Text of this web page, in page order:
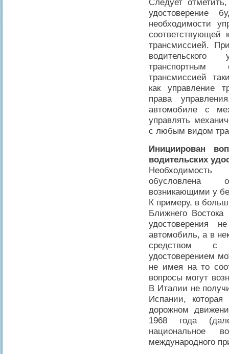
Следует
удостоверение
необходимости
соответствующей
трансмиссией.
трансмиссией
как управление
права
автомобиле с
управлять
с любым видом
Инициирован
водительских
обусловлена
возникающими у
К примеру, в
Ближнего Востока
удостоверения
автомобиль, а в
средством с
удостоверением
не имея на то
вопросы могут
В Италии не
Испании,
дорожном
1968 года
национальное
международного